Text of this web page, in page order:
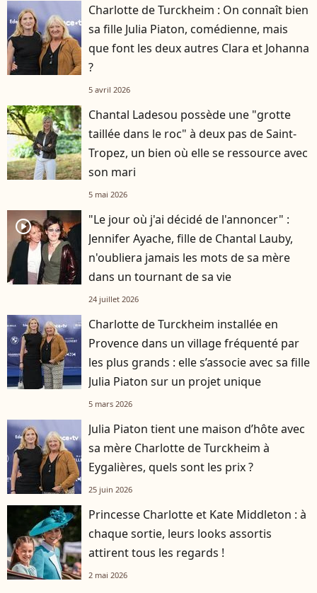
Charlotte de Turckheim : On connaît bien
sa fille Julia Piaton, comédienne, mais
que font les deux autres Clara et Johanna
?
5 avril 2026
Chantal Ladesou possède une "grotte
taillée dans le roc" à deux pas de Saint-
Tropez, un bien où elle se ressource avec
son mari
5 mai 2026
player2
"Le jour où j'ai décidé de l'annoncer" :
Jennifer Ayache, fille de Chantal Lauby,
n'oubliera jamais les mots de sa mère
dans un tournant de sa vie
24 juillet 2026
Charlotte de Turckheim installée en
Provence dans un village fréquenté par
les plus grands : elle s’associe avec sa fille
Julia Piaton sur un projet unique
5 mars 2026
Julia Piaton tient une maison d’hôte avec
sa mère Charlotte de Turckheim à
Eygalières, quels sont les prix ?
25 juin 2026
Princesse Charlotte et Kate Middleton : à
chaque sortie, leurs looks assortis
attirent tous les regards !
2 mai 2026